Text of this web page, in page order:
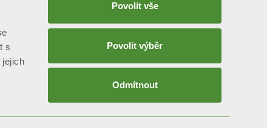
s
jejich
Povolit vše
Povolit výběr
Odmítnout